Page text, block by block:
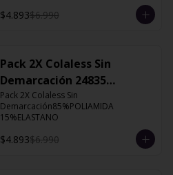
$4.893$6.990
Pack 2X Colaless Sin
Demarcación 24835
Cobalto-L
Pack 2X Colaless Sin
Demarcación85%POLIAMIDA
15%ELASTANO
$4.893$6.990